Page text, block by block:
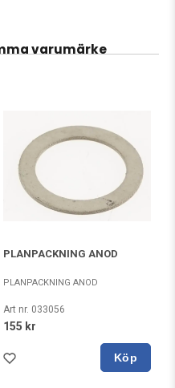
varumärke
PLANPACKNING ANOD
PLANPACKNING ANOD
Art nr. 033056
155 kr
Köp